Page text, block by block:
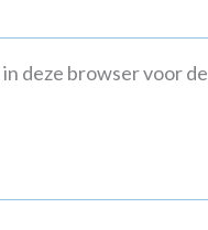
deze browser voor